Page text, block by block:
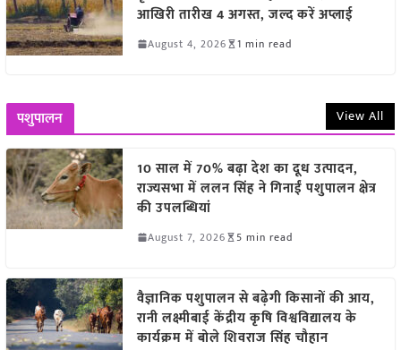
आखिरी तारीख 4 अगस्त, जल्द करें अप्लाई
August 4, 2026 1 min read
पशुपालन View All
10 साल में 70% बढ़ा देश का दूध उत्पादन,
राज्यसभा में ललन सिंह ने गिनाईं पशुपालन क्षेत्र
की उपलब्धियां
August 7, 2026 5 min read
वैज्ञानिक पशुपालन से बढ़ेगी किसानों की आय,
रानी लक्ष्मीबाई केंद्रीय कृषि विश्वविद्यालय के
कार्यक्रम में बोले शिवराज सिंह चौहान